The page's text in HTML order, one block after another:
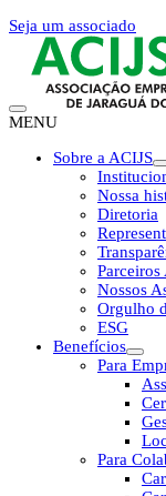
Seja um associado
MENU
Sobre a ACIJS
Nossa
Diretoria
Parceiros
Nossos
Orgulho
ESG
Benefícios
Para
Para